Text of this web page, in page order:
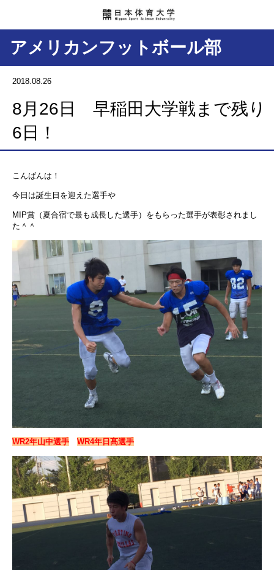
アメリカンフットボール部
2018.08.26
8月26日 早稲田大学戦まで残り
6日！
こんばんは！
今日は誕生日を迎えた選手や
MIP賞（夏合宿で最も成長した選手）をもらった選手が表彰されまし
た＾＾
WR2年山中選手 WR4年日髙選手